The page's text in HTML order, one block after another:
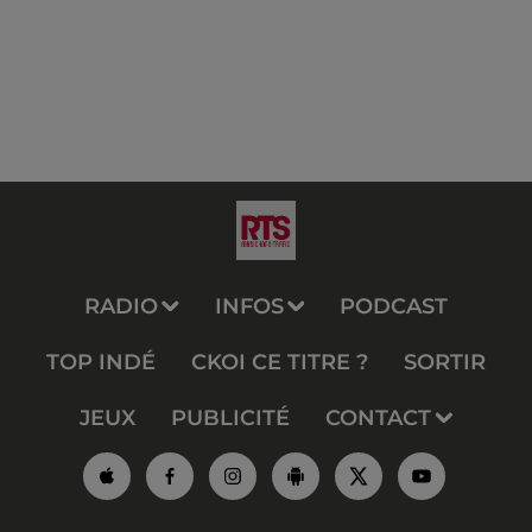
RADIO INFOS PODCAST
TOP INDÉ CKOI CE TITRE ? SORTIR
JEUX PUBLICITÉ CONTACT